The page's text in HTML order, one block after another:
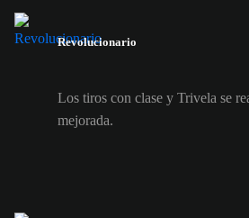
Revolucionario
Los tiros con clase y Trivela se
mejorada.